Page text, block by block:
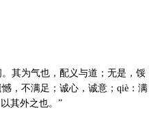
，不满足；诚心，诚意；qiè：满
其外之也。”